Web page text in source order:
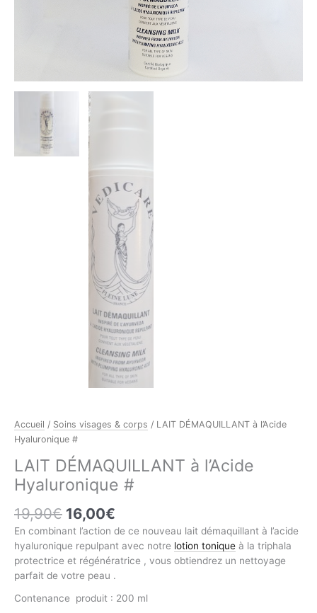
Accueil / Soins visages & corps / LAIT DÉMAQUILLANT à l’Acide
Hyaluronique #
LAIT DÉMAQUILLANT à l’Acide
Hyaluronique #
19,90€ Le
prix
initial
était :
19,90€.
16,00€
prix
actuel
est :
16,00€.
En combinant l’action de ce nouveau lait démaquillant à l’acide
hyaluronique repulpant avec notre lotion tonique à la triphala
protectrice et régénératrice , vous obtiendrez un nettoyage
parfait de votre peau .
Contenance produit : 200 ml